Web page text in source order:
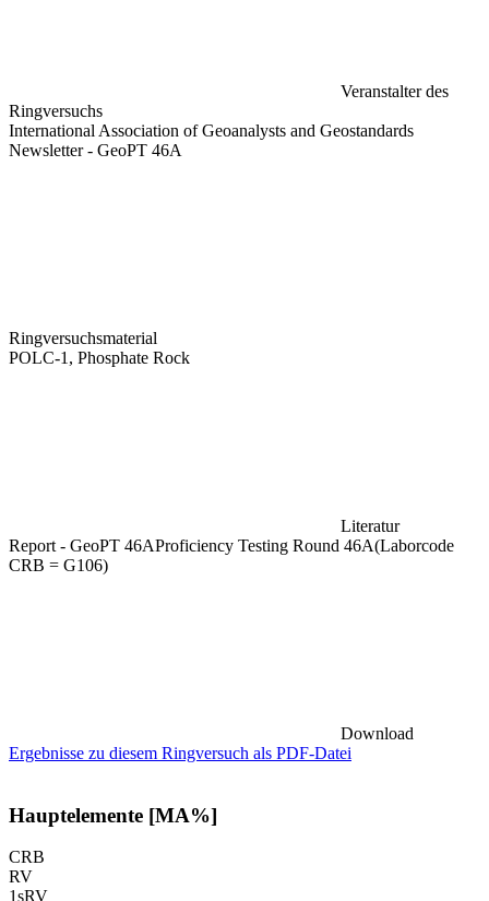
Veranstalter des
Ringversuchs
International Association of Geoanalysts and Geostandards
Newsletter - GeoPT 46A
Ringversuchsmaterial
POLC-1, Phosphate Rock
Literatur
Report - GeoPT 46AProficiency Testing Round 46A(Laborcode
CRB = G106)
Download
Ergebnisse zu diesem Ringversuch als PDF-Datei
Hauptelemente [MA%]
CRB
RV
1sRV